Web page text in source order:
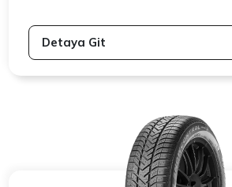
Detaya Git